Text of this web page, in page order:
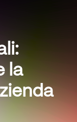
la